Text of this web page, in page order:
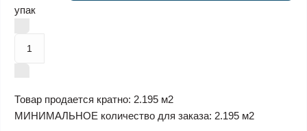
упак
Товар продается кратно: 2.195 м2
МИНИМАЛЬНОЕ количество для заказа: 2.195 м2